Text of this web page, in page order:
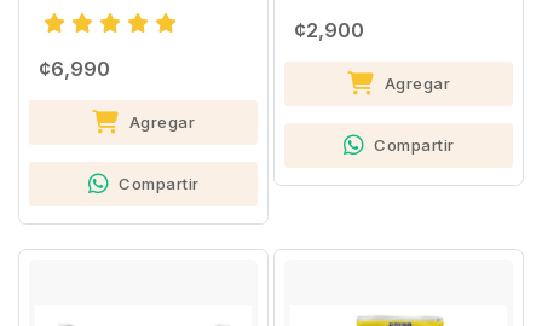
¢6,990
Agregar
Compartir
¢2,900
Agregar
Compartir